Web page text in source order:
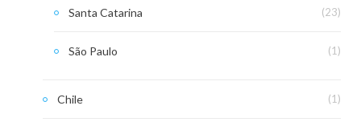
Santa Catarina (23)
São Paulo (1)
Chile (1)